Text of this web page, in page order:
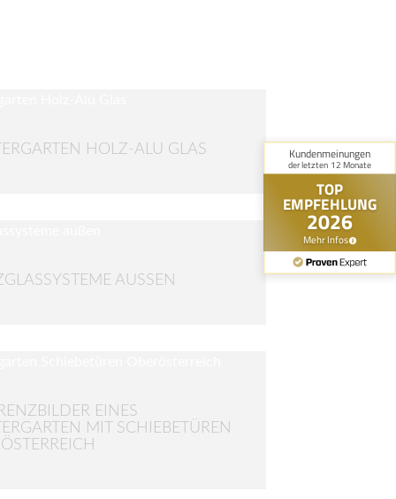
HOLZ-ALU GLAS
AUSSEN
EINES
MIT SCHIEBETÜREN